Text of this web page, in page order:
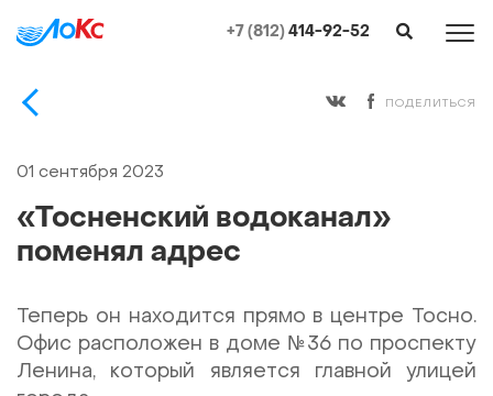
+7 (812) 414-92-52
ПОДЕЛИТЬСЯ
01 сентября 2023
«Тосненский водоканал»
поменял адрес
Теперь он находится прямо в центре Тосно.
Офис расположен в доме №36 по проспекту
Ленина, который является главной улицей